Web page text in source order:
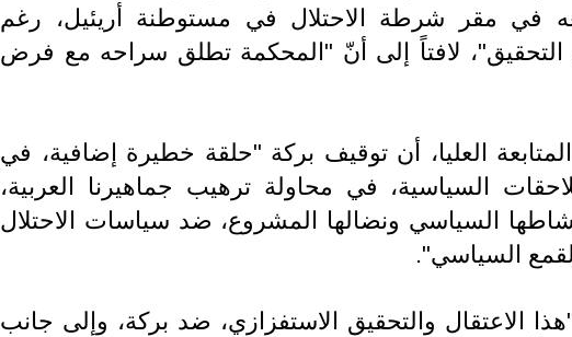
في مقر شرطة الاحتلال في مستوطنة أريئيل، رغم
لافتاً إلى أنّ "المحكمة تطلق سراحه مع فرض
العليا، أن توقيف بركة "حلقة خطيرة إضافية، في
السياسية، في محاولة ترهيب جماهيرنا العربية،
السياسي ونضالها المشروع، ضد سياسات الاحتلال
السياسي".
الاعتقال والتحقيق الاستفزازي، ضد بركة، وإلى جانب